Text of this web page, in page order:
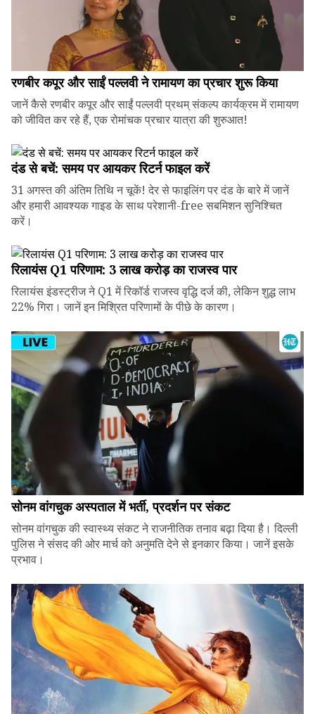
रणबीर कपूर और साईं पल्लवी ने रामायण का प्रचार शुरू किया
जानें कैसे रणबीर कपूर और साईं पल्लवी प्रथम् संकल्प कार्यक्रम में रामायण
को जीवित कर रहे हैं, एक रोमांचक प्रचार यात्रा की शुरुआत!
दंड से बचें: समय पर आयकर रिटर्न फाइल करें
31 अगस्त की अंतिम तिथि न चूकें! देर से फाइलिंग पर दंड के बारे में जानें
और हमारी आवश्यक गाइड के साथ परेशानी-free सबमिशन सुनिश्चित
करें।
रिलायंस Q1 परिणाम: ₹3 लाख करोड़ का राजस्व पार
रिलायंस इंडस्ट्रीज ने Q1 में रिकॉर्ड राजस्व वृद्धि दर्ज की, लेकिन शुद्ध लाभ
22% गिरा। जानें इन मिश्रित परिणामों के पीछे के कारण।
सोनम वांगचुक अस्पताल में भर्ती, प्रदर्शन पर संकट
सोनम वांगचुक की स्वास्थ्य संकट ने राजनीतिक तनाव बढ़ा दिया है। दिल्ली
पुलिस ने संसद की ओर मार्च को अनुमति देने से इनकार किया। जानें इसके
प्रभाव।